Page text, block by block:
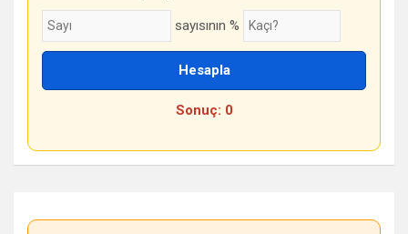
sayısının %
Hesapla
Sonuç: 0